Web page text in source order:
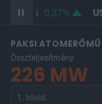
363,05 0,37%
PAKSI ATOMERŐMŰ
Összteljesítmény
226 MW
1. blokk